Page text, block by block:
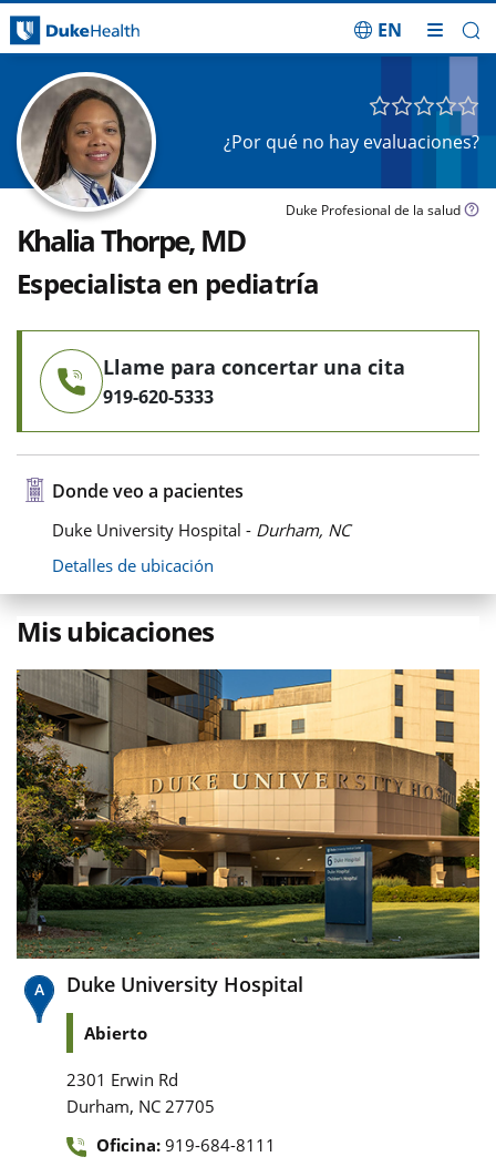
EN
¿Por qué no hay evaluaciones?
Duke Profesional de la salud
Khalia Thorpe, MD
Especialista en pediatría
Llame para concertar una cita
919-620-5333
Donde veo a pacientes
Duke University Hospital - Durham, NC
Detalles de ubicación
Mis ubicaciones
Duke University Hospital
Abierto
2301 Erwin Rd
Durham, NC 27705
Oficina: 919-684-8111